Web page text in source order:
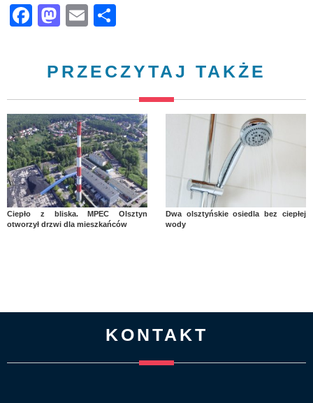
Facebook
Mastodon
Email
PRZECZYTAJ TAKŻE
Ciepło z bliska. MPEC Olsztyn
otworzył drzwi dla mieszkańców
Dwa olsztyńskie osiedla bez ciepłej
wody
KONTAKT